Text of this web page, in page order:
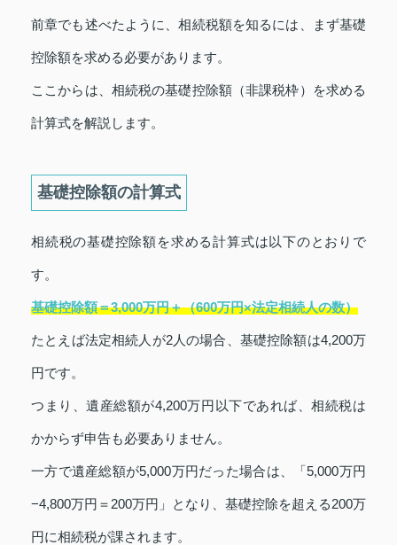
前章でも述べたように、相続税額を知るには、まず基礎
控除額を求める必要があります。
ここからは、相続税の基礎控除額（非課税枠）を求める
計算式を解説します。
基礎控除額の計算式
相続税の基礎控除額を求める計算式は以下のとおりで
す。
基礎控除額＝3,000万円＋（600万円×法定相続人の数）
たとえば法定相続人が2人の場合、基礎控除額は4,200万
円です。
つまり、遺産総額が4,200万円以下であれば、相続税は
かからず申告も必要ありません。
一方で遺産総額が5,000万円だった場合は、「5,000万円
−4,800万円＝200万円」となり、基礎控除を超える200万
円に相続税が課されます。